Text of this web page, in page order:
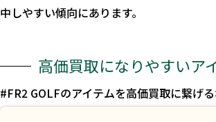
中しやすい傾向にあります。
高価買取になりやすいア
#FR2 GOLFのアイテムを高価買取に繋げる